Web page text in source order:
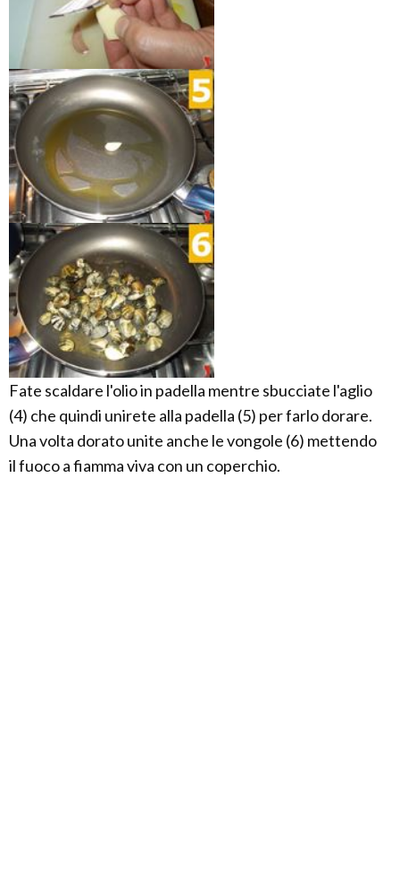
Fate scaldare l'olio in padella mentre sbucciate l'aglio
(4) che quindi unirete alla padella (5) per farlo dorare.
Una volta dorato unite anche le vongole (6) mettendo
il fuoco a fiamma viva con un coperchio.